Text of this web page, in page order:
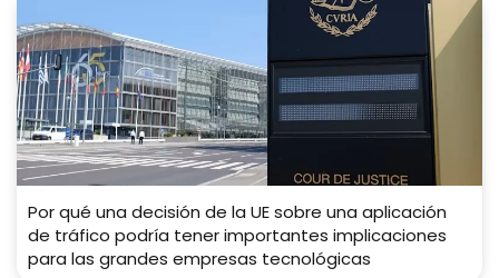
Por qué una decisión de la UE sobre una aplicación
de tráfico podría tener importantes implicaciones
para las grandes empresas tecnológicas